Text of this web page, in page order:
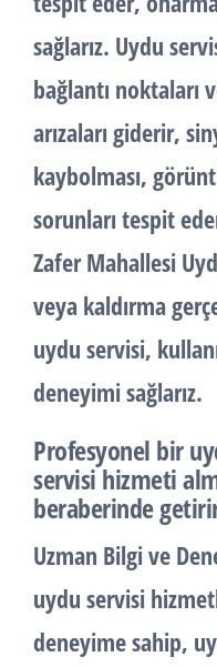
sağlarız. Uydu
bağlantı noktaları
arızaları giderir,
kaybolması,
sorunları tespit
Zafer Mahallesi
veya kaldırma
uydu servisi,
deneyimi sağlarız.
Profesyonel bir
servisi hizmeti
beraberinde
Uzman Bilgi ve
uydu servisi
deneyime sahip,